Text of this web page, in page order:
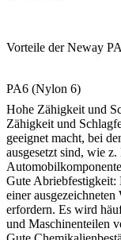
Vorteile der Neway
PA6 (Nylon 6)
Hohe Zähigkeit und
Zähigkeit und
geeignet macht, bei
ausgesetzt sind, wie
Gute Abriebfestigkeit:
einer
erfordern. Es wird
und Maschinenteilen